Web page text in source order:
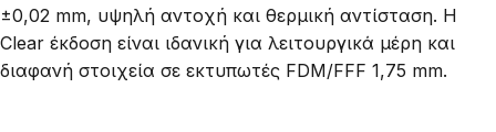
±0,02 mm, υψηλή αντοχή και θερμική αντίσταση. Η
Clear έκδοση είναι ιδανική για λειτουργικά μέρη και
διαφανή στοιχεία σε εκτυπωτές FDM/FFF 1,75 mm.